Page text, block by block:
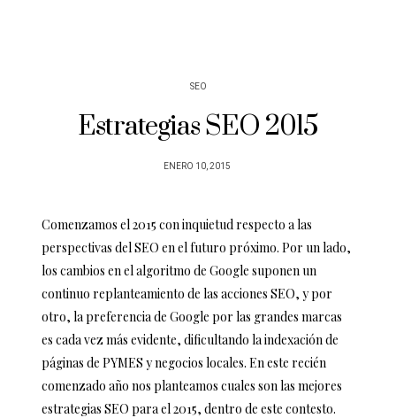
SEO
Estrategias SEO 2015
POSTED
ENERO 10, 2015
Comenzamos el 2015 con inquietud respecto a las
perspectivas del SEO en el futuro próximo. Por un lado,
los cambios en el algoritmo de Google suponen un
continuo replanteamiento de las acciones SEO, y por
otro, la preferencia de Google por las grandes marcas
es cada vez más evidente, dificultando la indexación de
páginas de PYMES y negocios locales. En este recién
comenzado año nos planteamos cuales son las mejores
estrategias SEO para el 2015, dentro de este contesto.